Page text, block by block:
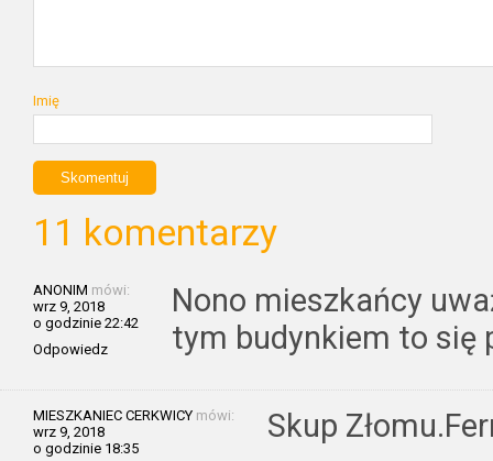
Imię
11 komentarzy
ANONIM mówi:
wrz 9, 2018
o godzinie 22:42
Odpowiedz
Nono mieszkańcy
tym budynkiem to się
MIESZKANIEC CERKWICY mówi:
wrz 9, 2018
o godzinie 18:35
Skup